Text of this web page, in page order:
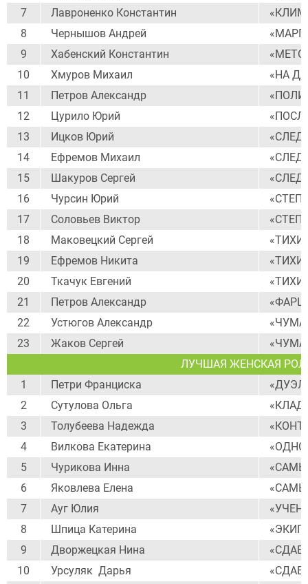
7
Лавроненко Константин
8
Чернышов Андрей
9
Хабенский Константин
10
Хмуров Михаил
«НА
11
Петров Александр
12
Цурило Юрий
13
Ицков Юрий
14
Ефремов Михаил
15
Шакуров Сергей
16
Чурсин Юрий
17
Соловьев Виктор
18
Маковецкий Сергей
19
Ефремов Никита
20
Ткачук Евгений
21
Петров Александр
22
Устюгов Александр
23
Жаков Сергей
ЛУЧШАЯ ЖЕНСКАЯ
1
Петри Франциска
2
Сутулова Ольга
3
Толубеева Надежда
4
Вилкова Екатерина
5
Чурикова Инна
6
Яковлева Елена
7
Ауг Юлия
8
Шпица Катерина
9
Дворжецкая Нина
10
Урсуляк Дарья